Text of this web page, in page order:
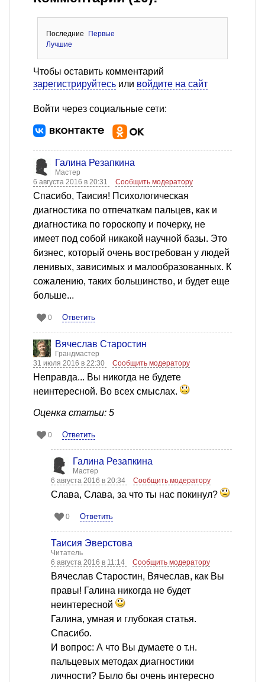
Последние
Первые
Лучшие
Чтобы оставить комментарий
зарегистрируйтесь или войдите на сайт
Войти через социальные сети:
Галина Резапкина
Мастер
6 августа 2016 в 20:31
Сообщить модератору
Спасибо, Таисия! Психологическая
диагностика по отпечаткам пальцев, как и
диагностика по гороскопу и почерку, не
имеет под собой никакой научной базы. Это
бизнес, который очень востребован у людей
ленивых, зависимых и малообразованных. К
сожалению, таких большинство, и будет еще
больше...
0 Ответить
Вячеслав Старостин
Грандмастер
31 июля 2016 в 22:30
Сообщить модератору
Неправда... Вы никогда не будете
неинтересной. Во всех смыслах.
Оценка статьи: 5
0 Ответить
Галина Резапкина
Мастер
6 августа 2016 в 20:34
Сообщить модератору
Слава, Слава, за что ты нас покинул?
0 Ответить
Таисия Эверстова
Читатель
6 августа 2016 в 11:14
Сообщить модератору
Вячеслав Старостин, Вячеслав, как Вы
правы! Галина никогда не будет
неинтересной
Галина, умная и глубокая статья.
Спасибо.
И вопрос: А что Вы думаете о т.н.
пальцевых методах диагностики
личности? Было бы очень интересно